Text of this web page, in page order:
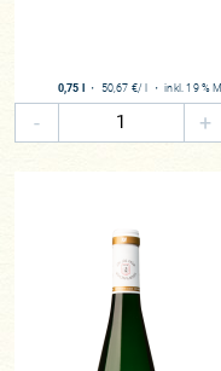
Weinen, aus der man
komplexen Wein
Die Rieslinge leben
Balance und Frische,
„kabinettigsten“, wenn
typischen Kabinett-Stil
Spätlesen besitzen
intensiverem Aroma,
Kabinett
0,75 l ・ 50,67 €/ l ・inkl. 19 %
- +